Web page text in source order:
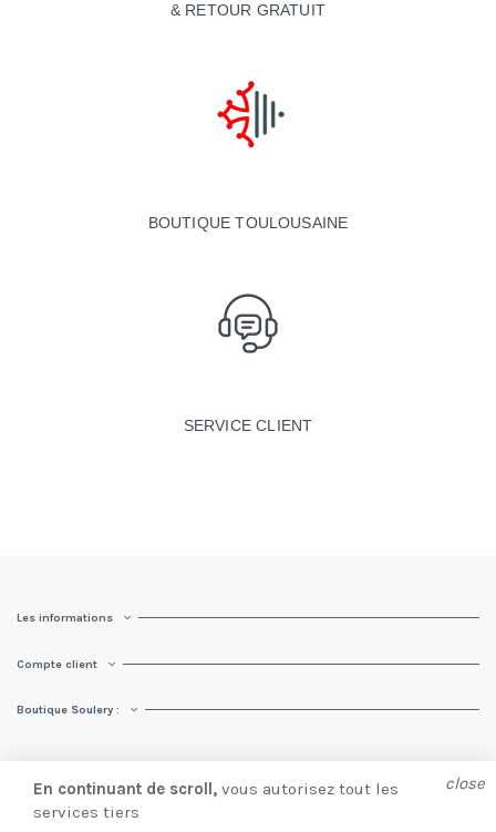
& RETOUR GRATUIT
BOUTIQUE TOULOUSAINE
SERVICE CLIENT
Les informations
Compte client
Boutique Soulery :
© Soulery 2025 |
close
En continuant de scroll, vous autorisez tout les
services tiers